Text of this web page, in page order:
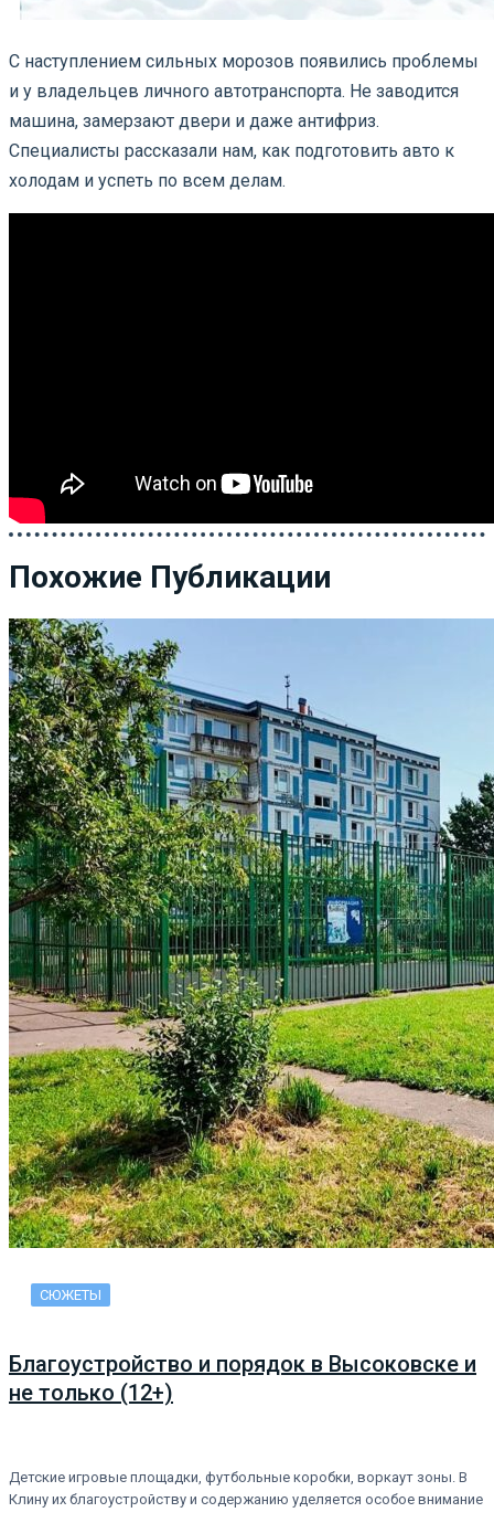
С наступлением сильных морозов появились проблемы
и у владельцев личного автотранспорта. Не заводится
машина, замерзают двери и даже антифриз.
Специалисты рассказали нам, как подготовить авто к
холодам и успеть по всем делам.
Похожие Публикации
СЮЖЕТЫ
Благоустройство и порядок в Высоковске и
не только (12+)
Детские игровые площадки, футбольные коробки, воркаут зоны. В
Клину их благоустройству и содержанию уделяется особое внимание